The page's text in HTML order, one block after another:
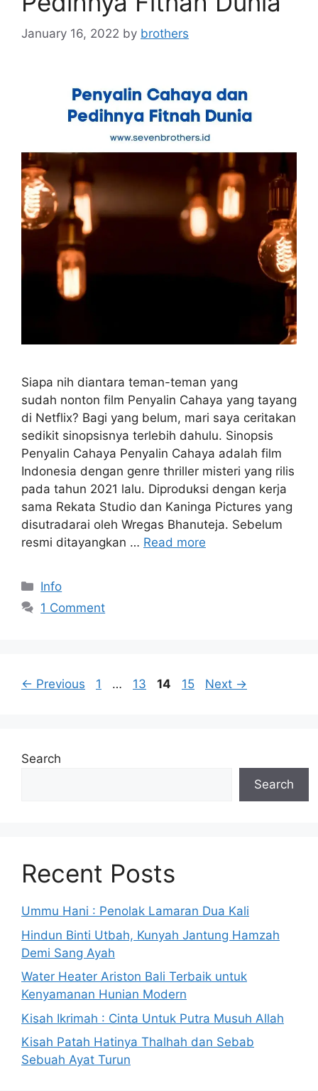
January 16, 2022 by brothers
Siapa nih diantara teman-teman yang
sudah nonton film Penyalin Cahaya yang tayang
di Netflix? Bagi yang belum, mari saya ceritakan
sedikit sinopsisnya terlebih dahulu. Sinopsis
Penyalin Cahaya Penyalin Cahaya adalah film
Indonesia dengan genre thriller misteri yang rilis
pada tahun 2021 lalu. Diproduksi dengan kerja
sama Rekata Studio dan Kaninga Pictures yang
disutradarai oleh Wregas Bhanuteja. Sebelum
resmi ditayangkan … Read more
Categories
Info
1 Comment
← Previous Page
1 … Page
13 Page
14 Page
15 Next →
Search
Search
Recent Posts
Ummu Hani : Penolak Lamaran Dua Kali
Hindun Binti Utbah, Kunyah Jantung Hamzah
Demi Sang Ayah
Water Heater Ariston Bali Terbaik untuk
Kenyamanan Hunian Modern
Kisah Ikrimah : Cinta Untuk Putra Musuh Allah
Kisah Patah Hatinya Thalhah dan Sebab
Sebuah Ayat Turun